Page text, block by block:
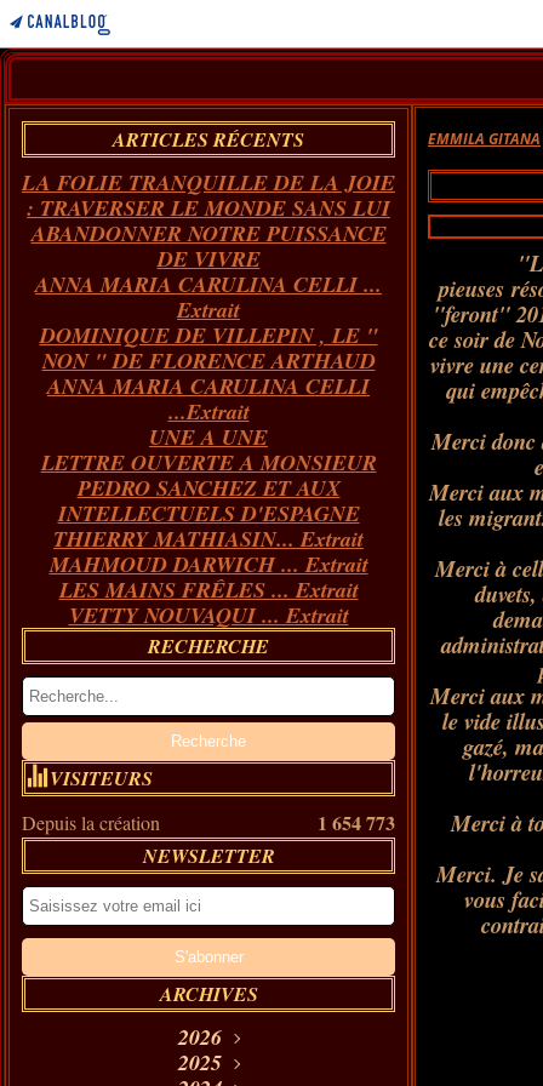
ARTICLES RÉCENTS
LA FOLIE TRANQUILLE DE LA JOIE
: TRAVERSER LE MONDE SANS LUI
ABANDONNER NOTRE PUISSANCE
DE VIVRE
ANNA MARIA CARULINA CELLI ...
Extrait
DOMINIQUE DE VILLEPIN , LE "
NON " DE FLORENCE ARTHAUD
ANNA MARIA CARULINA CELLI
...Extrait
UNE A UNE
LETTRE OUVERTE A MONSIEUR
PEDRO SANCHEZ ET AUX
INTELLECTUELS D'ESPAGNE
THIERRY MATHIASIN... Extrait
MAHMOUD DARWICH ... Extrait
LES MAINS FRÊLES ... Extrait
VETTY NOUVAQUI ... Extrait
RECHERCHE
VISITEURS
Depuis la création 1 654 773
NEWSLETTER
ARCHIVES
2026
Août(11)
2025
EMMILA GITANA
pieuses
"feront"
ce soir de
vivre une
qui
Merci donc
Merci aux
les
Merci à
Merci aux
le vide
gazé,
Merci à
Merci. Je
vous